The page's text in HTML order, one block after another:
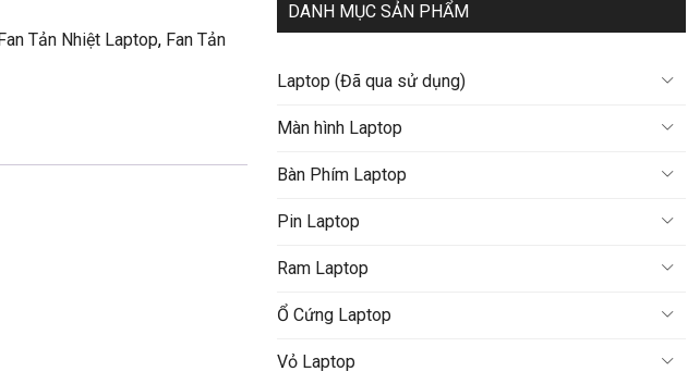
Tản Nhiệt Laptop, Fan Tản
DANH MỤC SẢN PHẨM
Laptop (Đã qua sử dụng)
Màn hình Laptop
Bàn Phím Laptop
Pin Laptop
Ram Laptop
Ổ Cứng Laptop
Vỏ Laptop